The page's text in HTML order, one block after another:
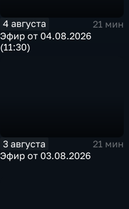
4 августа
21 мин
Эфир от 04.08.2026
(11:30)
3 августа
21 мин
Эфир от 03.08.2026